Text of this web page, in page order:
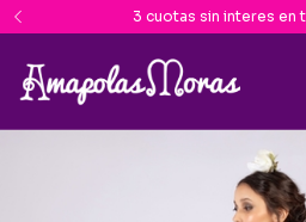
3 cuotas sin interes en